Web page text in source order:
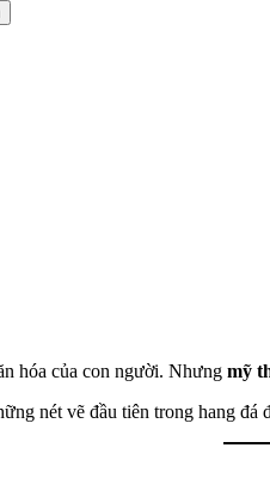
hóa của con người. Nhưng mỹ
nét vẽ đầu tiên trong hang đá